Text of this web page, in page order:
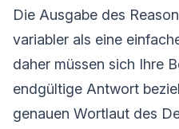
Die Ausgabe des
variabler als eine
daher müssen sich Ihre
endgültige Antwort
genauen Wortlaut des